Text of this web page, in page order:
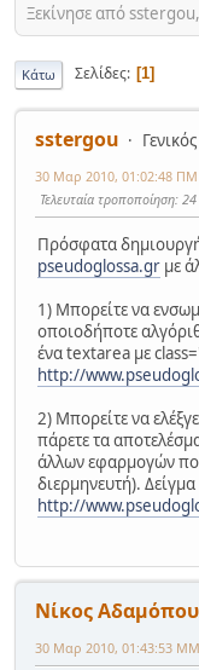
Ξεκίνησε από
Κάτω Σελίδες 1
sstergou
30 Μαρ 2010, 01:02:48 ΠΜ
Τελευταία τροποποίηση:
Πρόσφατα
pseudoglossa.gr με
1) Μπορείτε να
οποιοδήποτε
ένα textarea με
http://
2) Μπορείτε να
πάρετε τα
άλλων εφαρμογών
διερμηνευτή). Δείγμα
http://
Νίκος
30 Μαρ 2010, 01:43:53 ΜΜ